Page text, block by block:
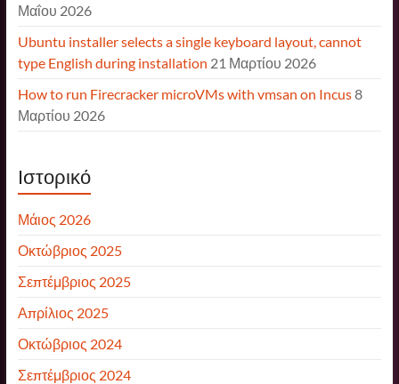
Μαΐου 2026
Ubuntu installer selects a single keyboard layout, cannot
type English during installation 21 Μαρτίου 2026
How to run Firecracker microVMs with vmsan on Incus8
Μαρτίου 2026
Ιστορικό
Μάιος 2026
Οκτώβριος 2025
Σεπτέμβριος 2025
Απρίλιος 2025
Οκτώβριος 2024
Σεπτέμβριος 2024